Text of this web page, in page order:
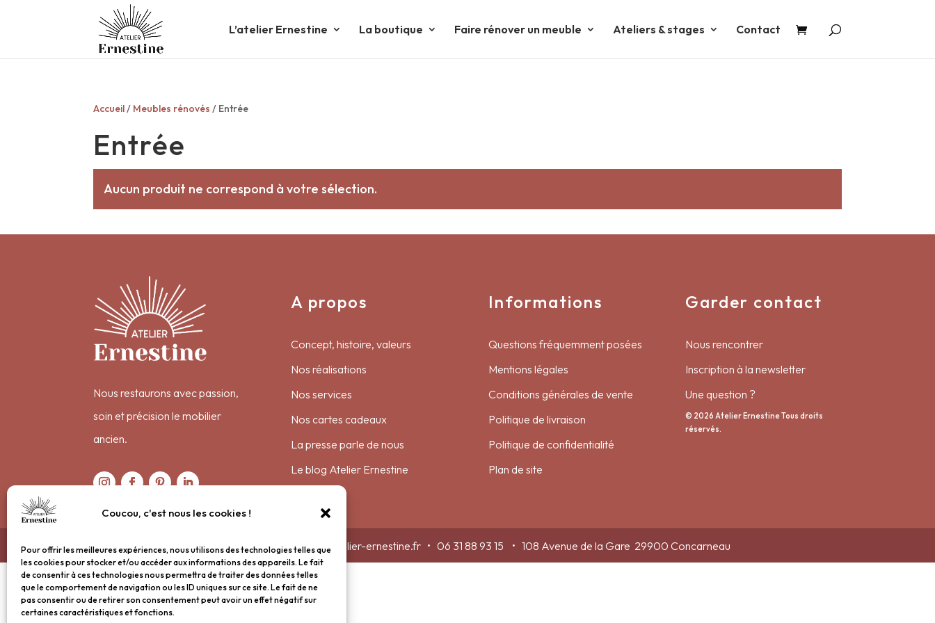
Coucou, c'est nous les cookies !
Pour offrir les meilleures expériences, nous utilisons des technologies telles que
les cookies pour stocker et/ou accéder aux informations des appareils. Le fait
de consentir à ces technologies nous permettra de traiter des données telles
que le comportement de navigation ou les ID uniques sur ce site. Le fait de ne
pas consentir ou de retirer son consentement peut avoir un effet négatif sur
certaines caractéristiques et fonctions.
L’atelier Ernestine La boutique Faire rénover un meuble Ateliers & stages Contact
Accueil/ Meubles rénovés / Entrée
Entrée
Aucun produit ne correspond à votre sélection.
Nous restaurons avec passion,
soin et précision le mobilier
ancien.
A propos
Concept, histoire, valeurs
Nos réalisations
Nos services
Nos cartes cadeaux
La presse parle de nous
Le blog Atelier Ernestine
Informations
Questions fréquemment posées
Mentions légales
Conditions générales de vente
Politique de livraison
Politique de confidentialité
Plan de site
Garder contact
Nous rencontrer
Inscription à la newsletter
Une question ?
© 2026 Atelier Ernestine Tous droits
réservés.
Nous contacter : bonjour@atelier-ernestine.fr • 06 31 88 93 15 • 108 Avenue de la Gare 29900 Concarneau